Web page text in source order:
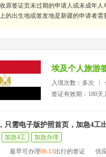
原签证页未过期的申请人或未成年人
的出生地或签发地是新疆的申请者需
埃及个人旅游
入境次数：多次
签证有效期：180
只需电子版护照首页，加急4工
加急4工
加急办理
最早可办理08-13出行的签证 供